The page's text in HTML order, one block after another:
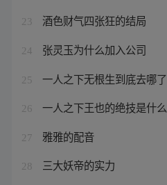
23 酒色财气四张狂的结局
24 张灵玉为什么加入公司
25 一人之下无根生到底去哪了
26 一人之下王也的绝技是什么
27 雅雅的配音
28 三大妖帝的实力